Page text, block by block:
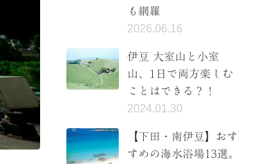
も網羅
2026.06.16
伊豆 大室山と小室
山、1日で両方楽しむ
ことはできる？！
2024.01.30
【下田・南伊豆】おす
すめの海水浴場13選。